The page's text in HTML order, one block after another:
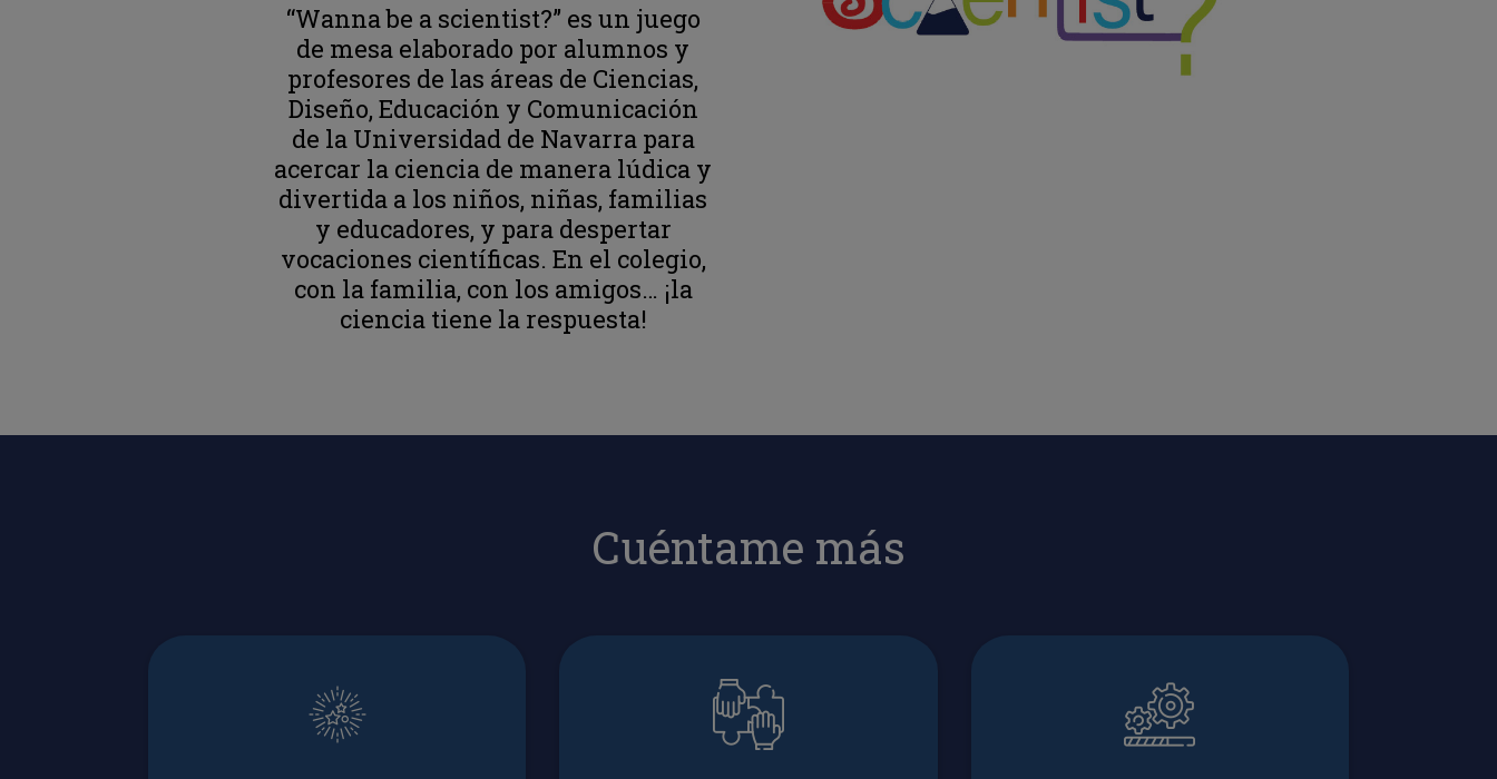
“Wanna be a scientist?” es un juego
de mesa elaborado por alumnos y
profesores de las áreas de Ciencias,
Diseño, Educación y Comunicación
de la Universidad de Navarra para
acercar la ciencia de manera lúdica y
divertida a los niños, niñas, familias
y educadores, y para despertar
vocaciones científicas. En el colegio,
con la familia, con los amigos… ¡la
ciencia tiene la respuesta!
Cuéntame más